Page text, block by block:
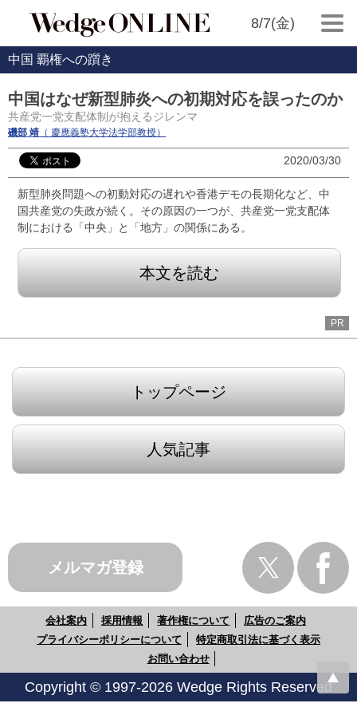
8/7(金)
中国 覇権への躓き
中国はなぜ新型肺炎への初期対応を誤ったのか
共産党一党支配体制が抱えるジレンマ
磯部 靖 （ 慶應義塾大学法学部教授）
2020/03/30
新型肺炎問題への初動対応の遅れや香港デモの長期化など、中
国共産党の失政が続く。その原因の一つが、共産党一党支配体
制における「中央」と「地方」の関係にある。
本文を読む
PR
トップページ
人気記事
メルマガ登録
会社案内 採用情報 著作権について
広告のご案内
プライバシーポリシーについて
特定商取引法に基づく表示
お問い合わせ
Copyright © 1997-2026 Wedge Rights Reserved